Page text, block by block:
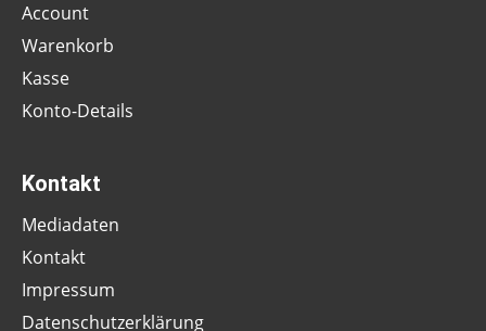
Account
Warenkorb
Kasse
Konto-Details
Kontakt
Mediadaten
Kontakt
Impressum
Datenschutzerklärung